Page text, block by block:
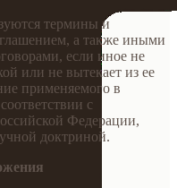
термины и
а также иными
если иное не
или не вытекает из ее
применяемого в
с
Федерации,
доктриной.